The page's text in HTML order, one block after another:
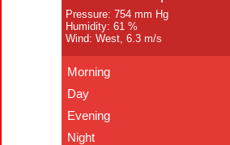
Pressure: 754 mm Hg
Humidity: 61 %
Wind: West, 6.3 m/s
Morning
Day
Evening
Night